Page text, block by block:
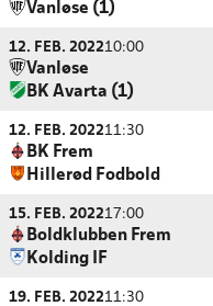
Vanløse (1)
12. FEB. 202210:00
Vanløse
BK Avarta (1)
12. FEB. 202211:30
BK Frem
Hillerød Fodbold
15. FEB. 202217:00
Boldklubben Frem
Kolding IF
19. FEB. 202211:30